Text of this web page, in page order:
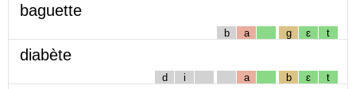
baguette
b a g ɛ t
diabète
d i a b ɛ t